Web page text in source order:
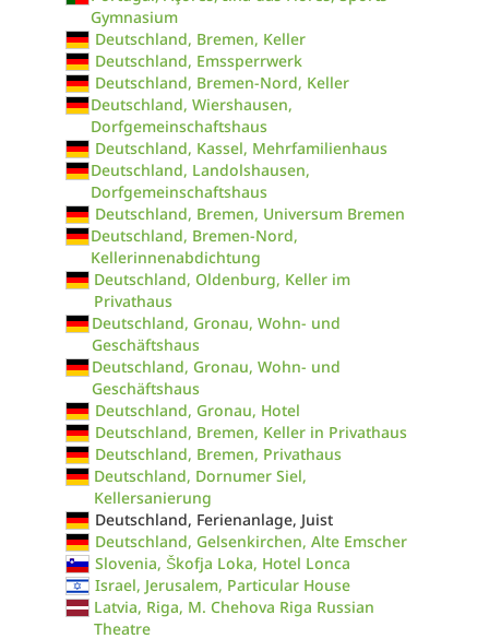
Gymnasium
Deutschland, Bremen, Keller
Deutschland, Emssperrwerk
Deutschland, Bremen-Nord, Keller
Deutschland, Wiershausen,
Dorfgemeinschaftshaus
Deutschland, Kassel, Mehrfamilienhaus
Deutschland, Landolshausen,
Dorfgemeinschaftshaus
Deutschland, Bremen, Universum Bremen
Deutschland, Bremen-Nord,
Kellerinnenabdichtung
Deutschland, Oldenburg, Keller im
Privathaus
Deutschland, Gronau, Wohn- und
Geschäftshaus
Deutschland, Gronau, Wohn- und
Geschäftshaus
Deutschland, Gronau, Hotel
Deutschland, Bremen, Keller in Privathaus
Deutschland, Bremen, Privathaus
Deutschland, Dornumer Siel,
Kellersanierung
Deutschland, Ferienanlage, Juist
Deutschland, Gelsenkirchen, Alte Emscher
Slovenia, Škofja Loka, Hotel Lonca
Israel, Jerusalem, Particular House
Latvia, Riga, M. Chehova Riga Russian
Theatre